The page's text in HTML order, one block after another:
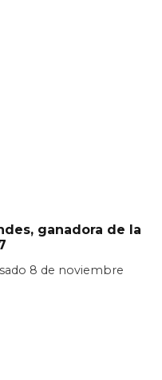
ganadora de la
8 de noviembre